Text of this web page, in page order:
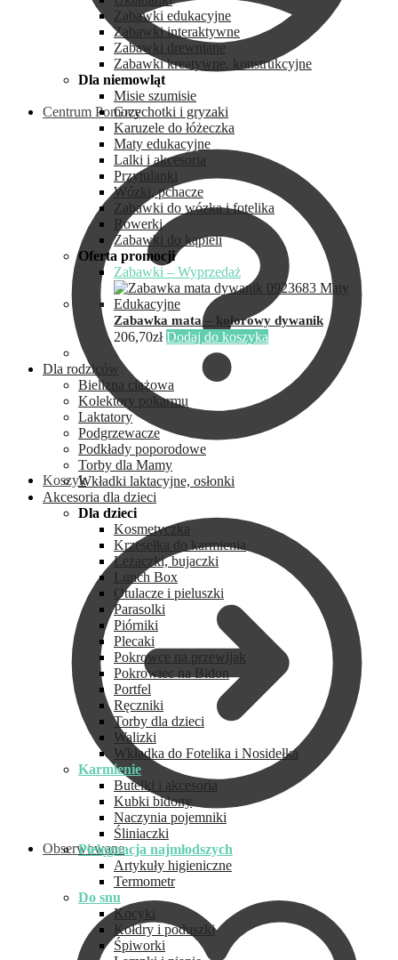
Centrum Pomocy
Koszyk
Obserwowane
Zabawki edukacyjne
Zabawki interaktywne
Zabawki drewniane
Zabawki kreatywne, konstrukcyjne
Dla niemowląt
Misie szumisie
Grzechotki i gryzaki
Karuzele do łóżeczka
Maty edukacyjne
Lalki i akcesoria
Przytulanki
Wózki, pchacze
Zabawki do wózka i fotelika
Rowerki
Zabawki do kąpieli
Oferta promocji
Zabawki – Wyprzedaż
Zabawka mata – kolorowy dywanik
206,70zł Dodaj do koszyka
Dla rodziców
Bielizna ciążowa
Kolektory pokarmu
Laktatory
Podgrzewacze
Podkłady poporodowe
Torby dla Mamy
Wkładki laktacyjne, osłonki
Akcesoria dla dzieci
Dla dzieci
Kosmetyczka
Krzesełka do karmienia
Leżaczki, bujaczki
Lunch Box
Otulacze i pieluszki
Parasolki
Piórniki
Plecaki
Pokrowce na przewijak
Pokrowiec na Bidon
Portfel
Ręczniki
Torby dla dzieci
Walizki
Wkładka do Fotelika i Nosidełka
Karmienie
Butelki i akcesoria
Kubki bidony
Naczynia pojemniki
Śliniaczki
Pielęgnacja najmłodszych
Artykuły higieniczne
Termometr
Do snu
Kocyki
Kołdry i poduszki
Śpiworki